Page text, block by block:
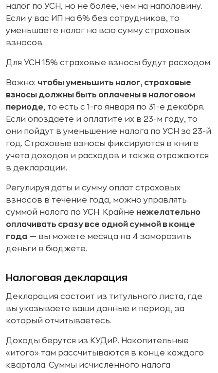
налог по УСН, но не более, чем на наполовину.
Если у вас ИП на 6% без сотрудников, то
уменьшаете налог на всю сумму страховых
взносов.
Для УСН 15% страховые взносы будут расходом.
Важно: чтобы уменьшить налог, страховые
взносы должны быть оплачены в налоговом
периоде, то есть с 1-го января по 31-е декабря.
Если опоздаете и оплатите их в 23-м году, то
они пойдут в уменьшение налога по УСН за 23-й
год. Страховые взносы фиксируются в книге
учета доходов и расходов и также отражаются
в декларации.
Регулируя даты и сумму оплат страховых
взносов в течение года, можно управлять
суммой налога по УСН. Крайне нежелательно
оплачивать сразу все одной суммой в конце
года — вы можете месяца на 4 заморозить
деньги в бюджете.
Налоговая декларация
Декларация состоит из титульного листа, где
вы указываете ваши данные и период, за
который отчитываетесь.
Доходы берутся из КУДиР. Накопительные
«итого» там рассчитываются в конце каждого
квартала. Суммы исчисленного налога